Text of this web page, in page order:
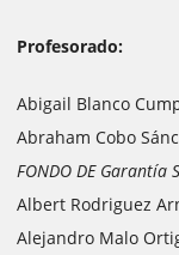
Profesorado:
Abigail Blanco
Abraham Cobo
FONDO DE Garantía
Albert Rodriguez
Alejandro Malo